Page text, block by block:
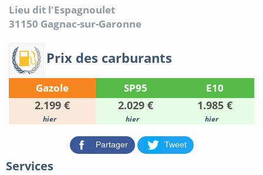
Lieu dit l'Espagnoulet
31150 Gagnac-sur-Garonne
Prix des carburants
Gazole SP95 E10
2.199 € 2.029 € 1.985 €
hier hier hier
Partager Tweet
Services